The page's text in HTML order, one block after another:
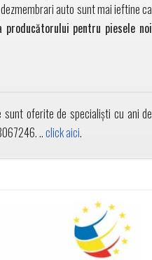
auto sunt mai ieftine ca
producătorului pentru piesele noi
sunt oferite de specialiști cu ani de
..click aici.